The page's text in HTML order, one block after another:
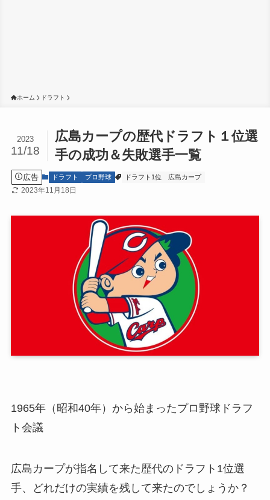
ホーム ドラフト
広島カープの歴代ドラフト１位選
手の成功＆失敗選手一覧
2023
11/18
広告 ドラフト プロ野球 ドラフト1位 広島カープ
2023年11月18日
1965年（昭和40年）から始まったプロ野球ドラフ
ト会議
広島カープが指名して来た歴代のドラフト1位選
手、どれだけの実績を残して来たのでしょうか？